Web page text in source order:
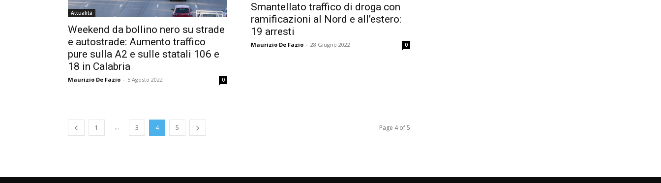
Attualità
Weekend da bollino nero su strade
e autostrade: Aumento traffico
pure sulla A2 e sulle statali 106 e
18 in Calabria
Maurizio De Fazio - 5 Agosto 2022 0
Smantellato traffico di droga con
ramificazioni al Nord e all’estero:
19 arresti
Maurizio De Fazio - 28 Giugno 2022 0
1 ... 3 4 5 Page 4 of 5